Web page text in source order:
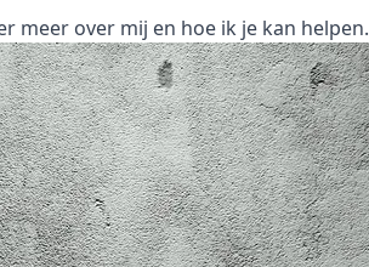
meer over mij en hoe ik je kan helpen.